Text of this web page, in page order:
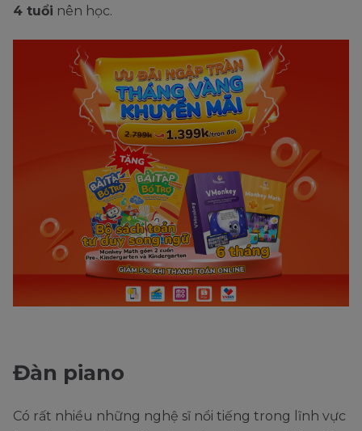
4 tuổi nên học.
Đàn piano
Có rất nhiều những nghệ sĩ nổi tiếng trong lĩnh vực